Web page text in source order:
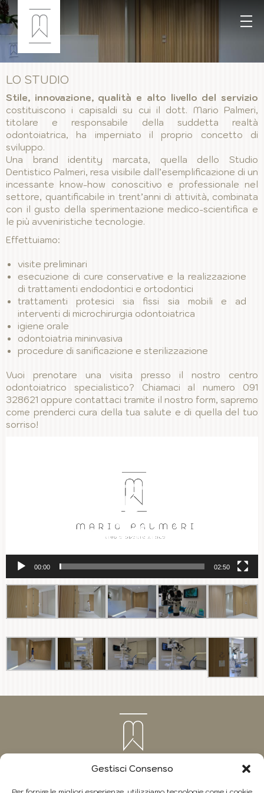
Gestisci Consenso
LO STUDIO
Stile, innovazione, qualità e alto livello del servizio
costituiscono i capisaldi su cui il dott. Mario Palmeri,
titolare e responsabile della suddetta realtà
odontoiatrica, ha imperniato il proprio concetto di
sviluppo.
Una brand identity marcata, quella dello Studio
Dentistico Palmeri, resa visibile dall’esemplificazione di un
incessante know-how conoscitivo e professionale nel
settore, quantificabile in trent’anni di attività, combinata
con il gusto della sperimentazione medico-scientifica e
le più avveniristiche tecnologie.
Effettuiamo:
visite preliminari
esecuzione di cure conservative e la realizzazione
di trattamenti endodontici e ortodontici
trattamenti protesici sia fissi sia mobili e ad
interventi di microchirurgia odontoiatrica
igiene orale
odontoiatria mininvasiva
procedure di sanificazione e sterilizzazione
Vuoi prenotare una visita presso il nostro centro
odontoiatrico specialistico? Chiamaci al numero 091
328621 oppure contattaci tramite il nostro form, sapremo
come prenderci cura della tua salute e di quella del tuo
sorriso!
00:00 02:50